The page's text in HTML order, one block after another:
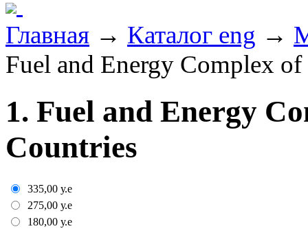
Главная → Каталог eng →
Fuel and Energy Complex
1. Fuel and Energy
Countries
335,00 у.е
275,00 у.е
180,00 у.е